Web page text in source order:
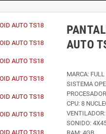
AUTO
MARCA: FULL
SISTEMA
CPU: 8
SONIDO: